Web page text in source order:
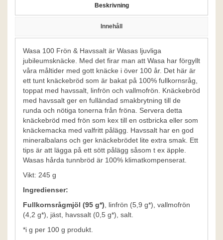
Beskrivning
Innehåll
Wasa 100 Frön & Havssalt är Wasas ljuvliga
jubileumsknäcke. Med det firar man att Wasa har förgyllt
våra måltider med gott knäcke i över 100 år. Det här är
ett tunt knäckebröd som är bakat på 100% fullkornsråg,
toppat med havssalt, linfrön och vallmofrön. Knäckebröd
med havssalt ger en fulländad smakbrytning till de
runda och nötiga tonerna från fröna. Servera detta
knäckebröd med frön som kex till en ostbricka eller som
knäckemacka med valfritt pålägg. Havssalt har en god
mineralbalans och ger knäckebrödet lite extra smak. Ett
tips är att lägga på ett sött pålägg såsom t ex äpple.
Wasas hårda tunnbröd är 100% klimatkompenserat.
Vikt: 245 g
Ingredienser:
Fullkornsrågmjöl (95 g*), linfrön (5,9 g*), vallmofrön
(4,2 g*), jäst, havssalt (0,5 g*), salt.
*i g per 100 g produkt.